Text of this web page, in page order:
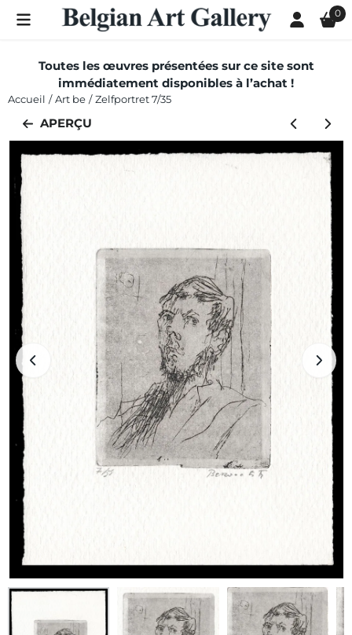
Les préférences de cookies sont actuellement fermées. 0
Toutes les œuvres présentées sur ce site sont
immédiatement disponibles à l’achat !
Accueil / Art be / Zelfportret 7/35
APERÇU